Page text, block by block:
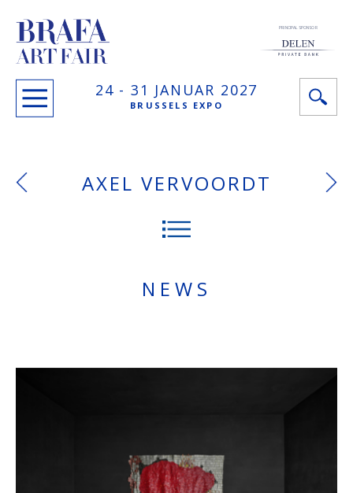
24 - 31 JANUAR 2027
BRUSSELS EXPO
PRINCIPAL SPONSOR
AXEL VERVOORDT
NEWS